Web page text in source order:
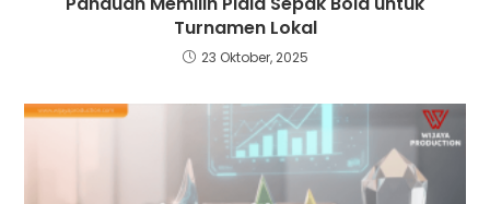
Turnamen Lokal
23 Oktober, 2025